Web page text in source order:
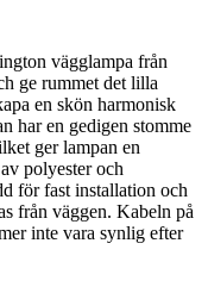
vägglampa från
ge rummet det lilla
en skön harmonisk
har en gedigen stomme
ger lampan en
polyester och
för fast installation och
från väggen. Kabeln på
inte vara synlig efter